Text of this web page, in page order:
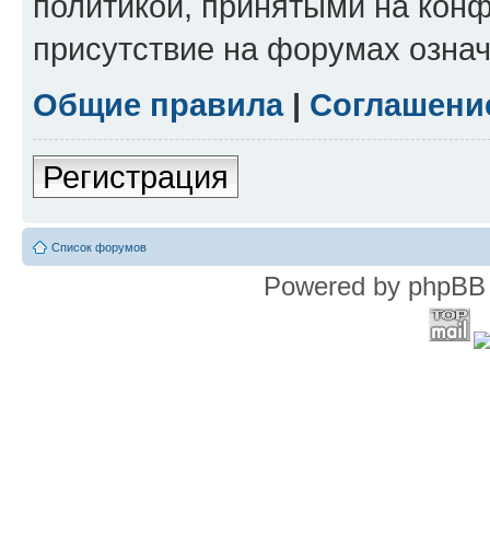
присутствие на форумах
Общие правила|
Регистрация
Список форумов
Powered by